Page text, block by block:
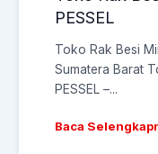
PESSEL
Toko Rak Besi
Sumatera Barat
PESSEL –...
Baca